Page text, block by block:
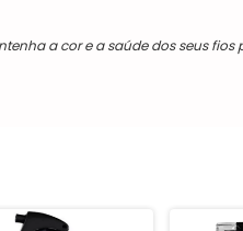
a cor e a saúde dos seus fios